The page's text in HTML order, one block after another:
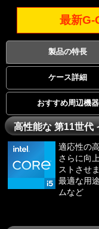
最新G-
製品の特長
ケース詳細
おすすめ周辺機器
高性能な 第11世代
適応性の
さらに向
ストさせま
最適な用
ムなど